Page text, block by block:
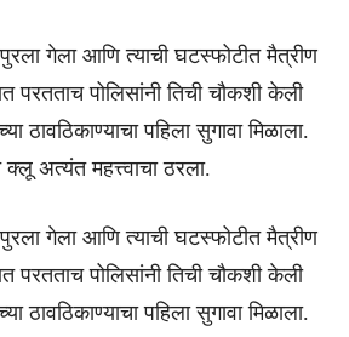
गेला आणि त्याची घटस्फोटीत मैत्रीण
परतताच पोलिसांनी तिची चौकशी केली
ठावठिकाण्याचा पहिला सुगावा मिळाला.
अत्यंत महत्त्वाचा ठरला.
गेला आणि त्याची घटस्फोटीत मैत्रीण
परतताच पोलिसांनी तिची चौकशी केली
ठावठिकाण्याचा पहिला सुगावा मिळाला.